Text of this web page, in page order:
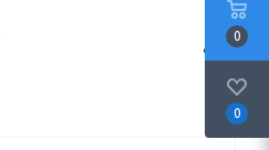
0
0